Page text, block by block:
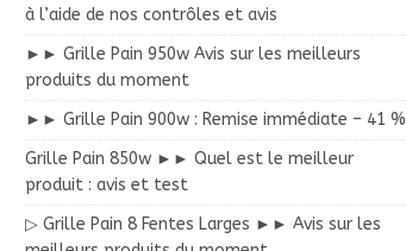
à l’aide de nos contrôles et avis
►► Grille Pain 950w Avis sur les meilleurs
produits du moment
►► Grille Pain 900w : Remise immédiate – 41 %
Grille Pain 850w ►► Quel est le meilleur
produit : avis et test
▷ Grille Pain 8 Fentes Larges ►► Avis sur les